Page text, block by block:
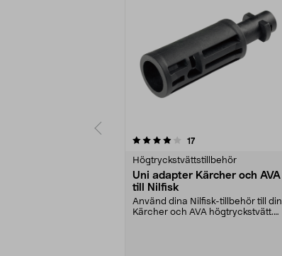
17recensioner
Högtryckstvättstillbehör
Uni adapter Kärcher och AVA
till Nilfisk
Använd dina Nilfisk-tillbehör till din
Kärcher och AVA högtryckstvätt.
4.0av 5 stjärnor